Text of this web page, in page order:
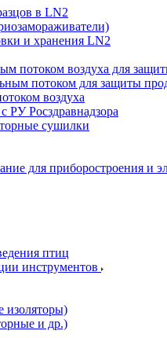
в LN2
и хранения LN2
потоком воздуха для
потоком для защиты
воздуха
Росздравнадзора
сушилки
для приборостроения и
птиц
инструментов
изоляторы)
и др.)